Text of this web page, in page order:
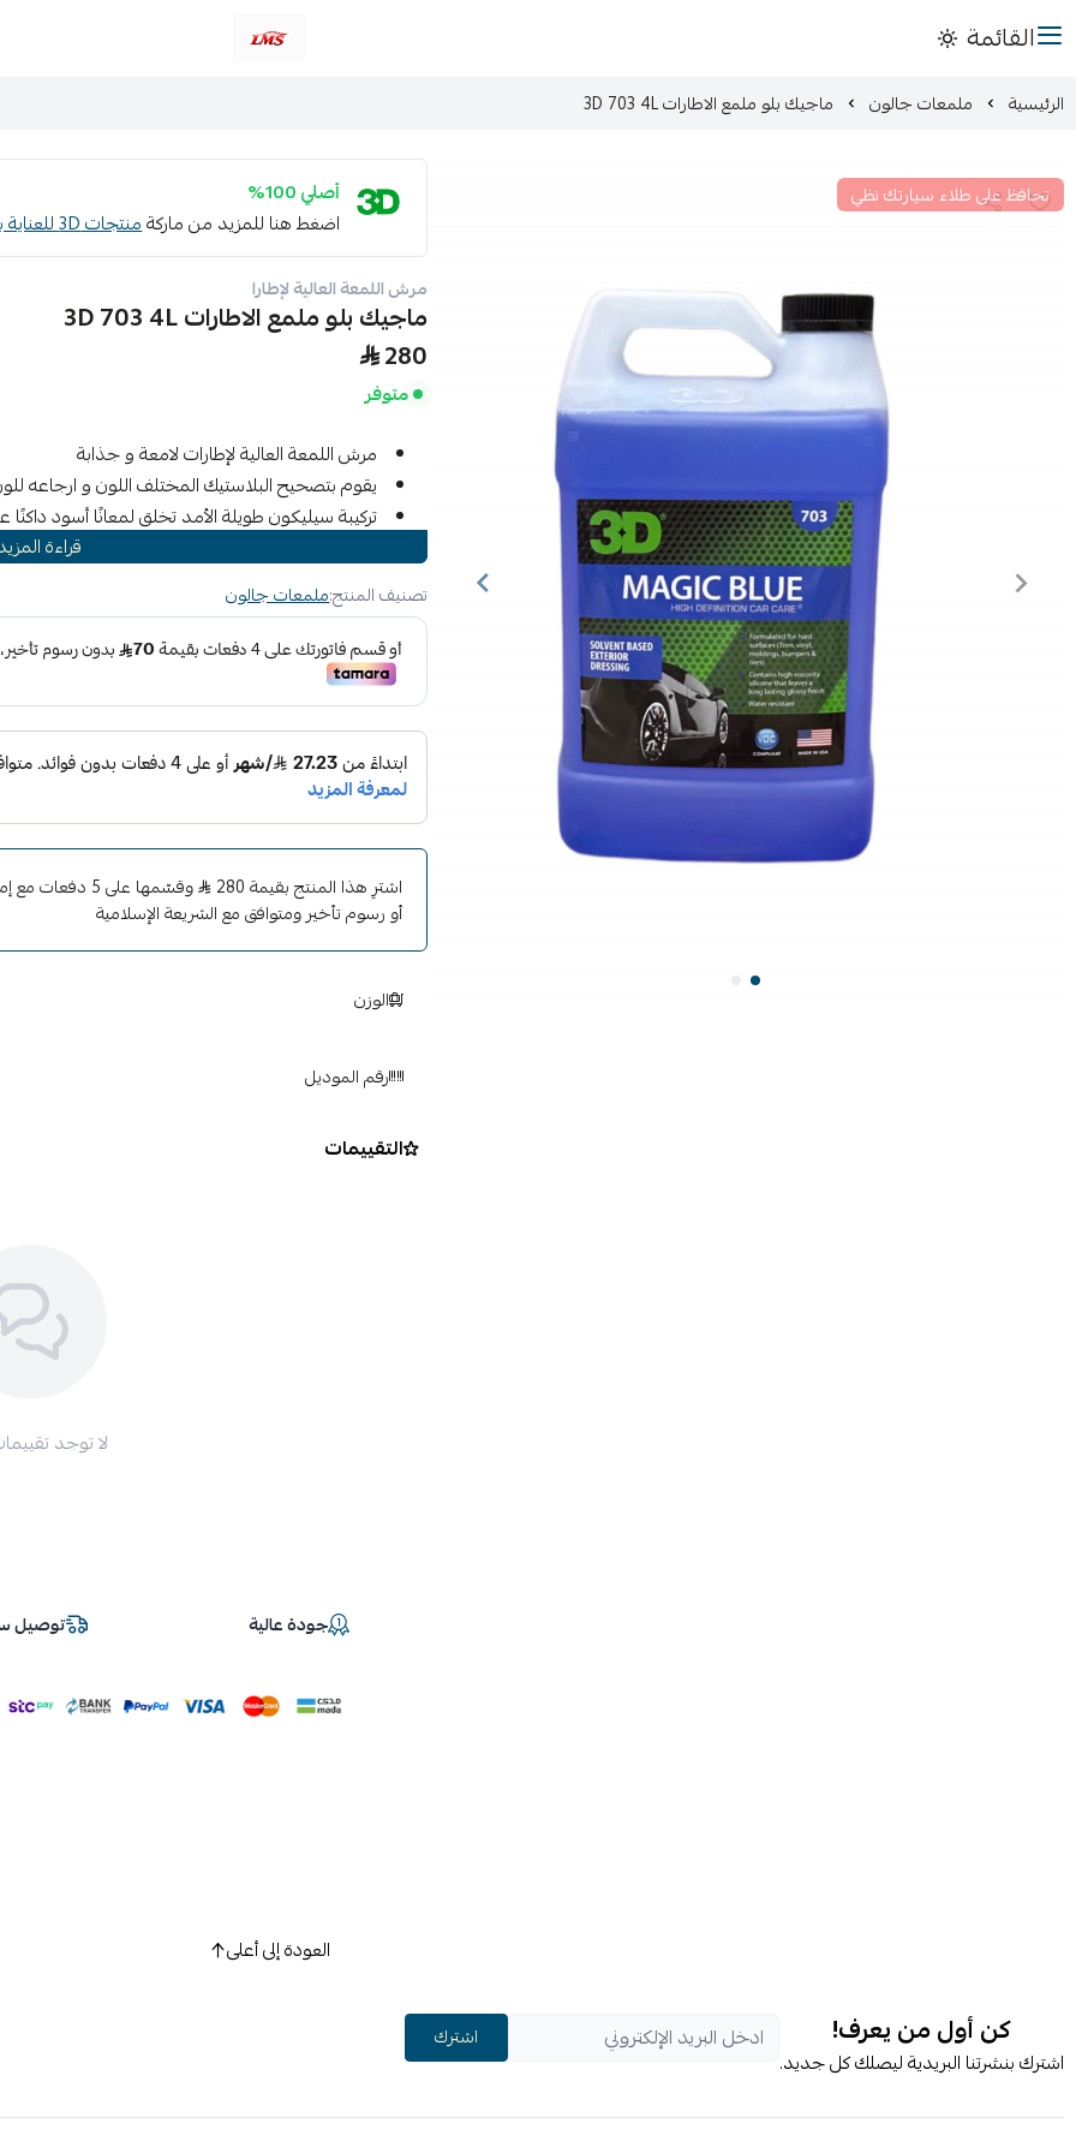
القائمة متجر لمسات الشرقية لزينة سيارات LMS
الرئيسية ملمعات جالون ماجيك بلو ملمع الاطارات 3D 703 4L
تحافظ على طلاء سيارتك نظي
أصلي 100%
اضغط هنا للمزيد من ماركةمنتجات 3D للعناية بالسيارات
مرش اللمعة العالية لإطارا
ماجيك بلو ملمع الاطارات 3D 703 4L
280
متوفر
مرش اللمعة العالية لإطارات لامعة و جذابة
يقوم بتصحيح البلاستيك المختلف اللون و ارجاعه
تركيبة سيليكون طويلة الأمد تخلق لمعانًا أسود داكنًا
استخدميه على أي سطح خارجي صلب وناعم.
المطاطية والبلاستيكية.
يعتمد على المذيبات بدلاً من الماء ، مما يجعله
العاصف والغسيل المتكرر.
التركيبة عالية اللزوجة تعني احتمالية أقل لسريان
تطبيق سهل المسح والمسح.
يحافظ على ظهور الإطارات باللون الأسود لأسابيع وليس
لا جري ، لا حبال - تحافظ على طلاء سيارتك نظيفًا!
قراءة
تصنيف المنتج:ملمعات جالون
اشترِ هذا المنتج بقيمة 280
وقسّمها على 5
أو رسوم تأخير ومتوافق مع الشريعة الإسلامية
الوزن
رقم الموديل
التقييمات
لا توجد
جودة عالية توصيل
العودة إلى أعلى
كن أول من يعرف!
اشترك بنشرتنا البريدية ليصلك كل جديد.
اشترك